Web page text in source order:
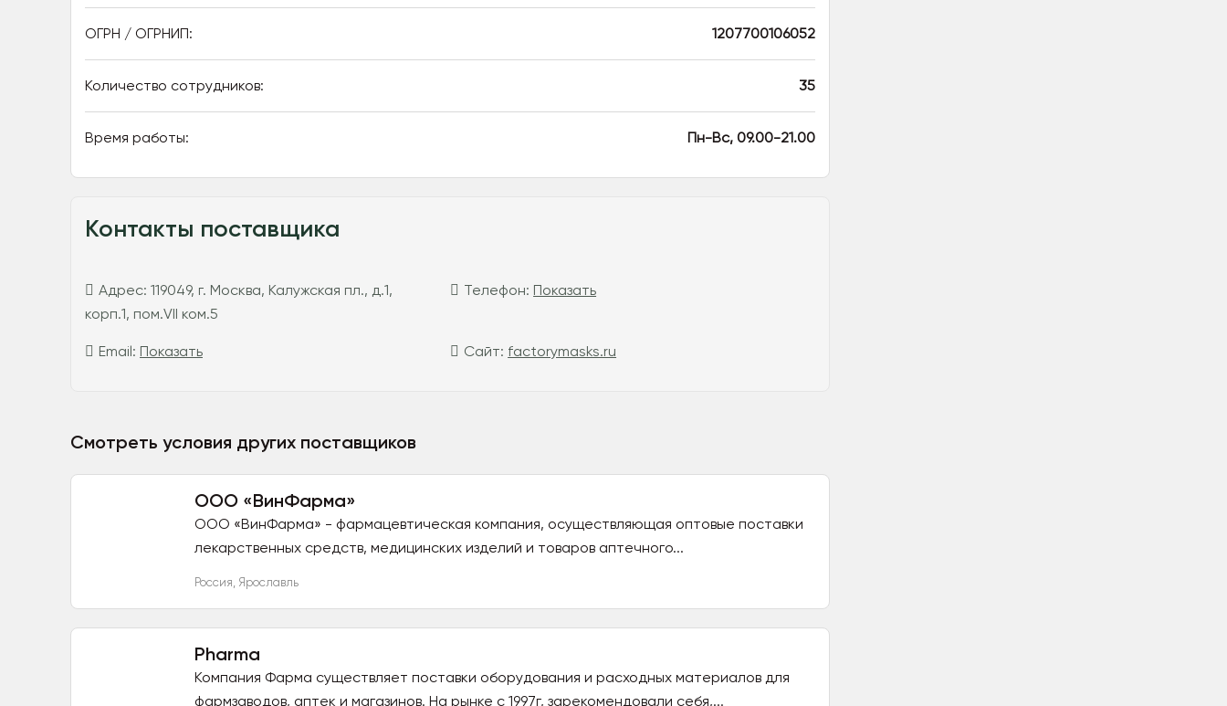
ОГРН / ОГРНИП: 1207700106052
Количество сотрудников: 35
Время работы: Пн-Вс, 09.00-21.00
Контакты поставщика
Адрес: 119049, г. Москва, Калужская пл., д.1,
корп.1, пом.VII ком.5
Телефон: Показать
Email: Показать Сайт: factorymasks.ru
Смотреть условия других поставщиков
ООО «ВинФарма»
ООО «ВинФарма» - фармацевтическая компания, осуществляющая оптовые поставки
лекарственных средств, медицинских изделий и товаров аптечного...
Россия, Ярославль
Pharma
Компания Фарма существляет поставки оборудования и расходных материалов для
фармзаводов, аптек и магазинов. На рынке с 1997г, зарекомендовали себя,...